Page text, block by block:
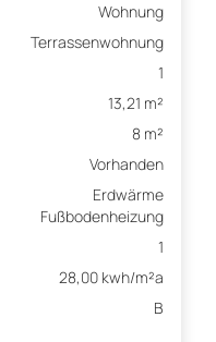
Wohnung
Terrassenwohnung
1
13,21 m²
8 m²
Vorhanden
Erdwärme
Fußbodenheizung
1
28,00 kwh/m²a
B